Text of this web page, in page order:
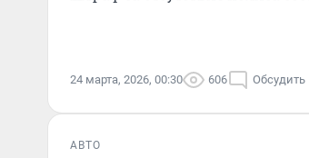
24 марта, 2026, 00:30 606 Обсудить
АВТО